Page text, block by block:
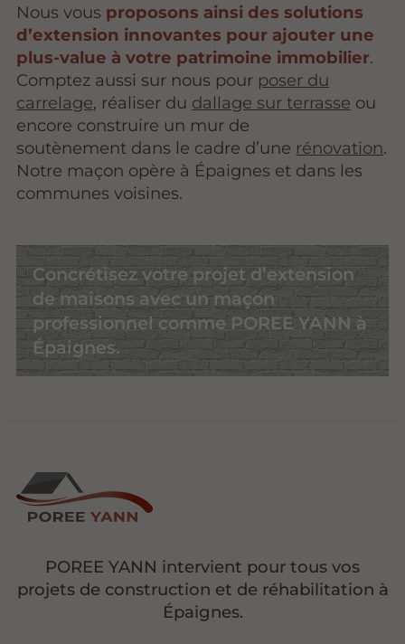
Nous vous proposons ainsi des solutions
d’extension innovantes pour ajouter une
plus-value à votre patrimoine immobilier.
Comptez aussi sur nous pour poser du
carrelage, réaliser du dallage sur terrasse ou
encore construire un mur de
soutènement dans le cadre d’une rénovation.
Notre maçon opère à Épaignes et dans les
communes voisines.
Concrétisez votre projet d’extension
de maisons avec un maçon
professionnel comme POREE YANN à
Épaignes.
POREE YANN intervient pour tous vos
projets de construction et de réhabilitation à
Épaignes.